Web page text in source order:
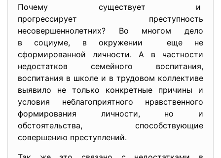
Почему существует и
прогрессирует преступность
несовершеннолетних? Во многом дело
в социуме, в окружении еще не
сформированной личности. А в частности
недостатков семейного воспитания,
воспитания в школе и в трудовом коллективе
выявило не только конкретные причины и
условия неблагоприятного нравственного
формирования личности, но и
обстоятельства, способствующие
совершению преступлений.